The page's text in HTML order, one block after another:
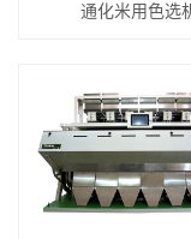
通化米用色选